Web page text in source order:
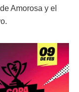
Amorosa y el